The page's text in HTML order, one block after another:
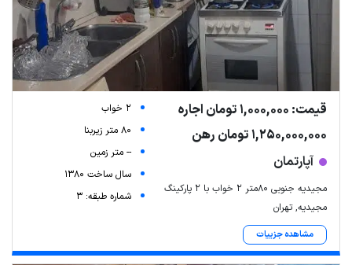
قیمت: 1,000,000 تومان اجاره
1,250,000,000 تومان رهن
آپارتمان
مجیدیه جنوبی ۸۰متر ۲ خواب با ۲ پارکینگ
مجیدیه, تهران
مشاهده جزییات
2 خواب
80 متر زیربنا
-- متر زمین
سال ساخت 1380
شماره طبقه: 3